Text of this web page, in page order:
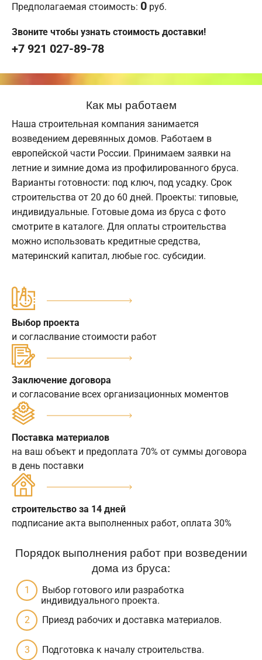
Предполагаемая стоимость: 0 руб.
Звоните чтобы узнать стоимость доставки!
+7 921 027-89-78
Как мы работаем
Наша строительная компания занимается
возведением деревянных домов. Работаем в
европейской части России. Принимаем заявки на
летние и зимние дома из профилированного бруса.
Варианты готовности: под ключ, под усадку. Срок
строительства от 20 до 60 дней. Проекты: типовые,
индивидуальные. Готовые дома из бруса с фото
смотрите в каталоге. Для оплаты строительства
можно использовать кредитные средства,
материнский капитал, любые гос. субсидии.
Выбор проекта
и согласлвание стоимости работ
Заключение договора
и согласование всех организационных моментов
Поставка материалов
на ваш объект и предоплата 70% от суммы договора
в день поставки
строительство за 14 дней
подписание акта выполненных работ, оплата 30%
Порядок выполнения работ при возведении
дома из бруса:
Выбор готового или разработка
индивидуального проекта.
Приезд рабочих и доставка материалов.
Подготовка к началу строительства.